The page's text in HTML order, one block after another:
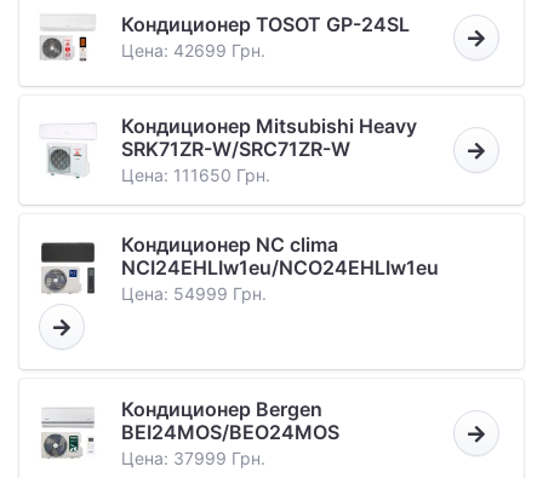
Кондиционер TOSOT GP-24SL
Цена: 42699 Грн.
Кондиционер Mitsubishi Heavy
SRK71ZR-W/SRC71ZR-W
Цена: 111650 Грн.
Кондиционер NC clima
NCI24EHLIw1eu/NCO24EHLIw1eu
Цена: 54999 Грн.
Кондиционер Bergen
BEI24MOS/BEO24MOS
Цена: 37999 Грн.